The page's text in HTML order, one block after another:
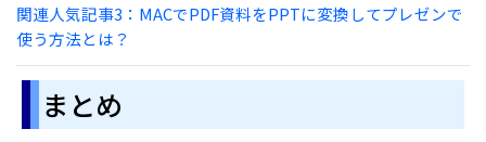
関連人気記事3：MACでPDF資料をPPTに変換してプレゼンで
使う方法とは？
まとめ